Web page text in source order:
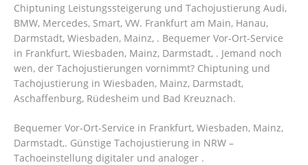
Chiptuning Leistungssteigerung und Tachojustierung Audi,
BMW, Mercedes, Smart, VW. Frankfurt am Main, Hanau,
Darmstadt, Wiesbaden, Mainz, . Bequemer Vor-Ort-Service
in Frankfurt, Wiesbaden, Mainz, Darmstadt, . Jemand noch
wen, der Tachojustierungen vornimmt? Chiptuning und
Tachojustierung in Wiesbaden, Mainz, Darmstadt,
Aschaffenburg, Rüdesheim und Bad Kreuznach.
Bequemer Vor-Ort-Service in Frankfurt, Wiesbaden, Mainz,
Darmstadt,. Günstige Tachojustierung in NRW –
Tachoeinstellung digitaler und analoger .